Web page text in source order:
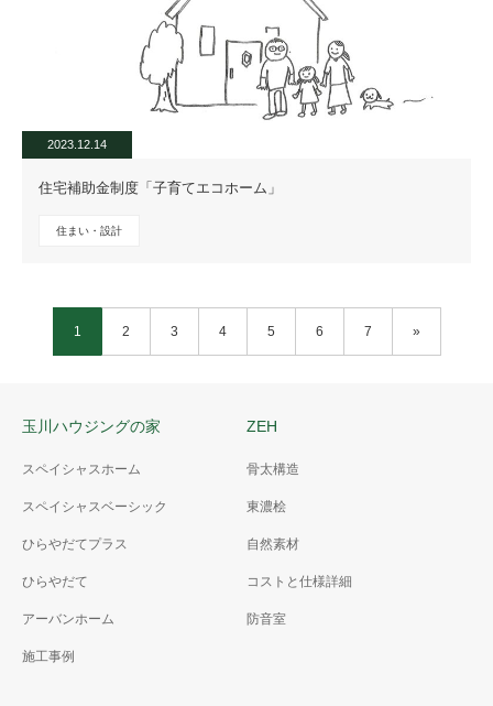
2023.12.14
住宅補助金制度「子育てエコホーム」
住まい・設計
1 2 3 4 5 6 7 »
玉川ハウジングの家
スペイシャスホーム
スペイシャスベーシック
ひらやだてプラス
ひらやだて
アーバンホーム
施工事例
ZEH
骨太構造
東濃桧
自然素材
コストと仕様詳細
防音室